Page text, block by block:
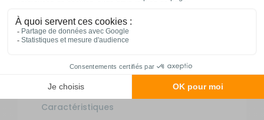
Caractéristiques